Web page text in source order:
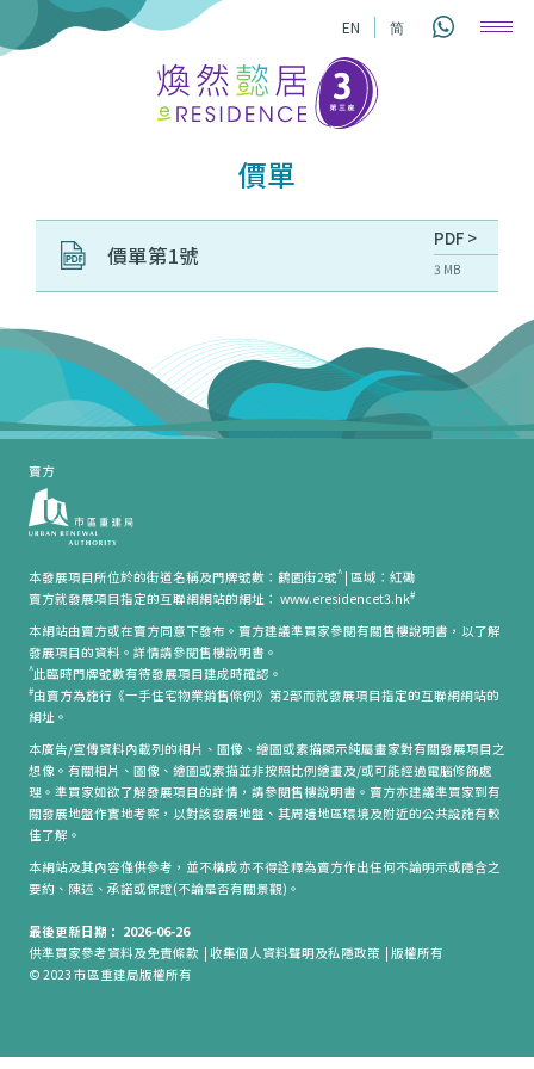
EN 简
價單
價單第1號
PDF >
3 MB
賣方
本發展項目所位於的街道名稱及門牌號數：鶴園街2號^ | 區域：紅磡
賣方就發展項目指定的互聯網網站的網址： www.eresidencet3.hk#
本網站由賣方或在賣方同意下發布。賣方建議準買家參閱有關售樓說明書，以了解
發展項目的資料。詳情請參閱售樓說明書。
^此臨時門牌號數有待發展項目建成時確認。
#由賣方為施行《一手住宅物業銷售條例》第2部而就發展項目指定的互聯網網站的
網址。
本廣告/宣傳資料內載列的相片、圖像、繪圖或素描顯示純屬畫家對有關發展項目之
想像。有關相片、圖像、繪圖或素描並非按照比例繪畫及/或可能經過電腦修飾處
理。準買家如欲了解發展項目的詳情，請參閱售樓說明書。賣方亦建議準買家到有
關發展地盤作實地考察，以對該發展地盤、其周邊地區環境及附近的公共設施有較
佳了解。
本網站及其內容僅供參考，並不構成亦不得詮釋為賣方作出任何不論明示或隱含之
要約、陳述、承諾或保證(不論是否有關景觀)。
最後更新日期： 2026-06-26
供準買家參考資料及免責條款 | 收集個人資料聲明及私隱政策 | 版權所有
© 2023 市區重建局版權所有